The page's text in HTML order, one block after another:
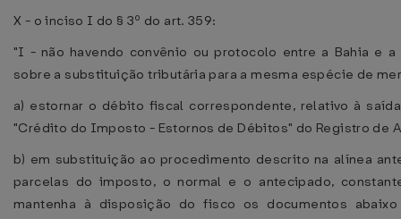
X - o inciso I do § 3º do art. 359:
"I - não havendo convênio ou protocolo entre a Bahia e
sobre a substituição tributária para a mesma espécie de
a) estornar o débito fiscal correspondente, relativo à
"Crédito do Imposto - Estornos de Débitos" do Registro de
b) em substituição ao procedimento descrito na alínea
parcelas do imposto, o normal e o antecipado,
mantenha à disposição do fisco os documentos